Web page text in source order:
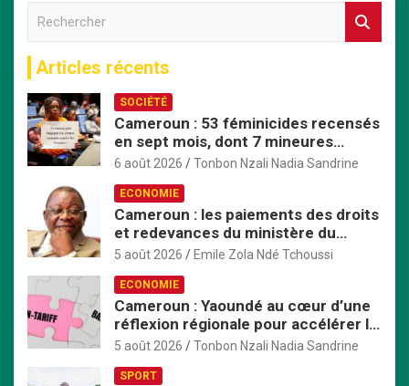
r
c
h
e
Articles récents
SOCIÉTÉ
Cameroun : 53 féminicides recensés
en sept mois, dont 7 mineures
violées avant d’être tuées
6 août 2026 Tonbon Nzali Nadia Sandrine
ECONOMIE
Cameroun : les paiements des droits
et redevances du ministère du
Commerce passent exclusivement
5 août 2026 Emile Zola Ndé Tchoussi
ECONOMIE
Cameroun : Yaoundé au cœur d’une
réflexion régionale pour accélérer la
mise en œuvre de la ZLECAf en
5 août 2026 Tonbon Nzali Nadia Sandrine
SPORT